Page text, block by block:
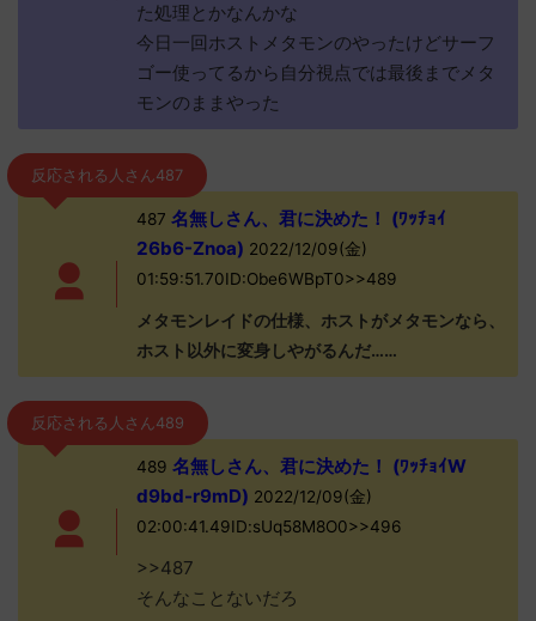
た処理とかなんかな
今日一回ホストメタモンのやったけどサーフ
ゴー使ってるから自分視点では最後までメタ
モンのままやった
反応される人さん487
487 名無しさん、君に決めた！ (ﾜｯﾁｮｲ
26b6-Znoa) 2022/12/09(金)
01:59:51.70ID:Obe6WBpT0>>489
メタモンレイドの仕様、ホストがメタモンなら、
ホスト以外に変身しやがるんだ……
反応される人さん489
489 名無しさん、君に決めた！ (ﾜｯﾁｮｲW
d9bd-r9mD) 2022/12/09(金)
02:00:41.49ID:sUq58M8O0>>496
>>487
そんなことないだろ